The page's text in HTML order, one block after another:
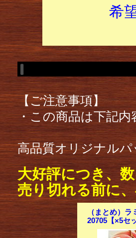
希
【ご注意事項】
・この商品は下記
高品質オリジナル
大好評につき、
売り切れる前に
（まとめ）
20705【×5セ